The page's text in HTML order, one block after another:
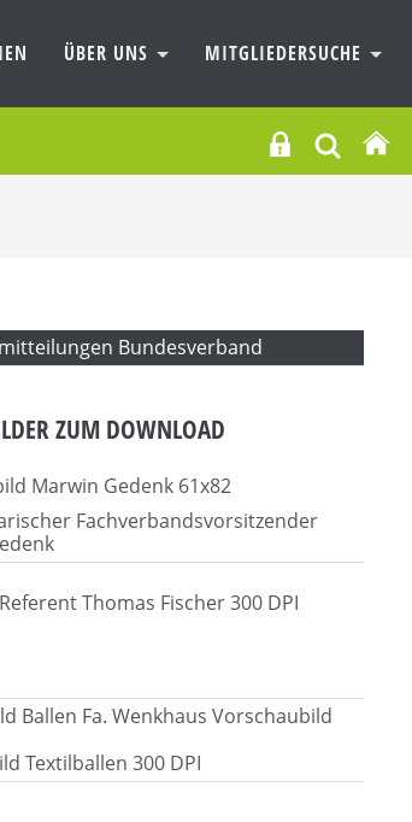
ÜBER UNS MITGLIEDERSUCHE
Bundesverband
ZUM DOWNLOAD
Fachverbandsvorsitzender
Referent Thomas Fischer 300 DPI
Textilballen 300 DPI